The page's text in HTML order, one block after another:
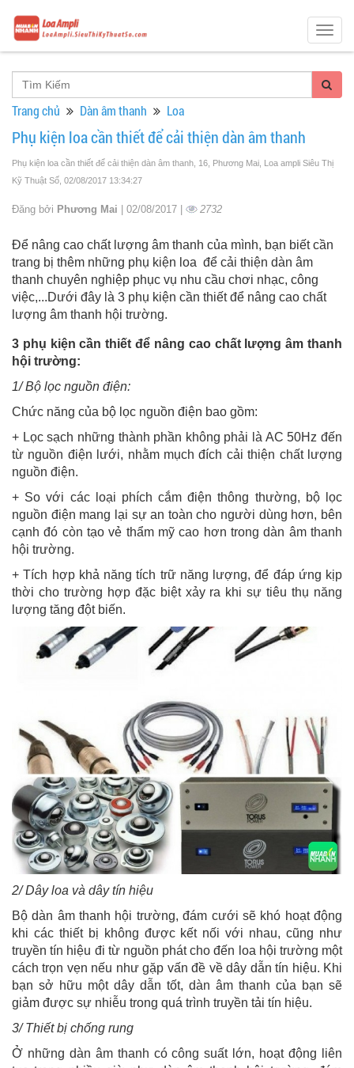
Trang chủ Dàn âm thanh Loa
Phụ kiện loa cần thiết để cải thiện dàn âm thanh
Phụ kiện loa cần thiết để cải thiện dàn âm thanh, 16, Phương Mai, Loa ampli Siêu Thị
Kỹ Thuật Số , 02/08/2017 13:34:27
Đăng bởi Phương Mai | 02/08/2017 | 2732
Để nâng cao chất lượng âm thanh của mình, bạn biết cần
trang bị thêm những phụ kiện loa để cải thiện dàn âm
thanh chuyên nghiệp phục vụ nhu cầu chơi nhạc, công
việc,...Dưới đây là 3 phụ kiện cần thiết để nâng cao chất
lượng âm thanh hội trường.
3 phụ kiện cần thiết để nâng cao chất lượng âm thanh
hội trường:
1/ Bộ lọc nguồn điện:
Chức năng của bộ lọc nguồn điện bao gồm:
+ Lọc sạch những thành phần không phải là AC 50Hz đến
từ nguồn điện lưới, nhằm mụch đích cải thiện chất lượng
nguồn điện.
+ So với các loại phích cắm điện thông thường, bộ lọc
nguồn điện mang lại sự an toàn cho người dùng hơn, bên
cạnh đó còn tạo vẻ thẩm mỹ cao hơn trong dàn âm thanh
hội trường.
+ Tích hợp khả năng tích trữ năng lượng, để đáp ứng kịp
thời cho trường hợp đặc biệt xảy ra khi sự tiêu thụ năng
lượng tăng đột biến.
2/ Dây loa và dây tín hiệu
Bộ dàn âm thanh hội trường, đám cưới sẽ khó hoạt động
khi các thiết bị không được kết nối với nhau, cũng như
truyền tín hiệu đi từ nguồn phát cho đến loa hội trường một
cách trọn vẹn nếu như gặp vấn đề về dây dẫn tín hiệu. Khi
bạn sở hữu một dây dẫn tốt, dàn âm thanh của bạn sẽ
giảm được sự nhiễu trong quá trình truyền tải tín hiệu.
3/ Thiết bị chống rung
Ở những dàn âm thanh có công suất lớn, hoạt động liên